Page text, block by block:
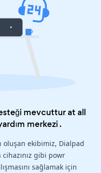
mevcuttur at all
merkezi.
oluşan ekibimiz, Dialpad
gibi powr
sağlamak için